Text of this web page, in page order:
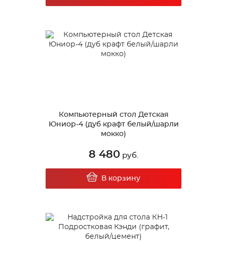
Компьютерный стол Детская
Юниор-4 (дуб крафт белый/шарли
мокко)
8 480 руб.
В корзину